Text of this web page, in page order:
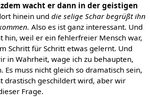
wacht er dann in der geistigen
hinein und die selige Schar begrüßt ihn
Also es ist ganz interessant. Und
hin, weil er ein fehlerfreier Mensch war,
Schritt für Schritt etwas gelernt. Und
in Wahrheit, wage ich zu behaupten,
Es muss nicht gleich so dramatisch sein,
drastisch geschildert wird, aber wir
Frage.